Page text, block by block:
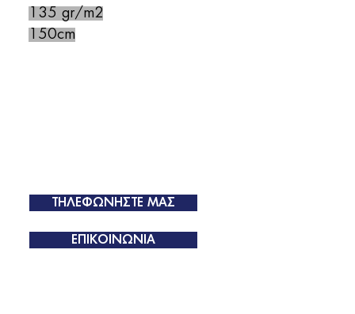
135 gr/m2
150cm
ΕΠΙΚΟΙΝΩΝΙΑ
ΤΗΛΕΦΩΝΗΣΤΕ ΜΑΣ